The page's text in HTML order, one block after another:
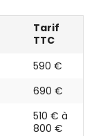
Tarif
TTC
590 €
690 €
510 € à
800 €